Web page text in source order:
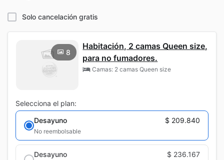
Solo cancelación gratis
8
Habitación, 2 camas Queen size,
para no fumadores.
Camas: 2 camas Queen size
Selecciona el plan:
Desayuno
$ 209.840
No reembolsable
Desayuno $ 236.167